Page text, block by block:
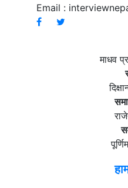
Email :
माधव